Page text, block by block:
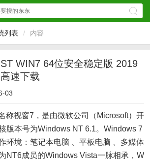
列表 / 内容
WIN7 64位安全稳定版 2019
速下载
03
称视窗7，是由微软公司（Microsoft）开
版本号为Windows NT 6.1。Windows 7
环境：笔记本电脑 、平板电脑 、多媒体
NT6成员的Windows Vista一脉相承，W